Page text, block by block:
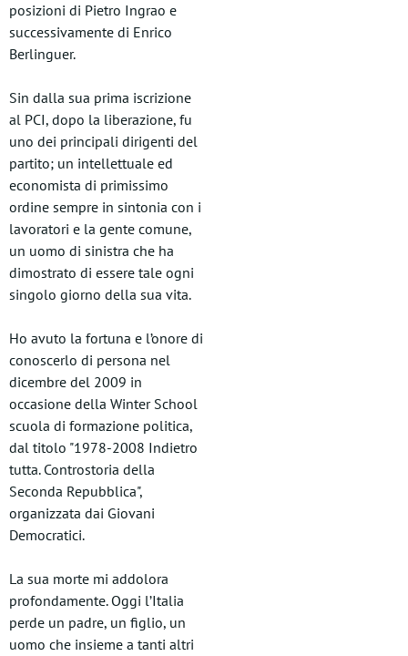
posizioni di Pietro Ingrao e
successivamente di Enrico
Berlinguer.
Sin dalla sua prima iscrizione
al PCI, dopo la liberazione, fu
uno dei principali dirigenti del
partito; un intellettuale ed
economista di primissimo
ordine sempre in sintonia con i
lavoratori e la gente comune,
un uomo di sinistra che ha
dimostrato di essere tale ogni
singolo giorno della sua vita.
Ho avuto la fortuna e l’onore di
conoscerlo di persona nel
dicembre del 2009 in
occasione della Winter School
scuola di formazione politica,
dal titolo "1978-2008 Indietro
tutta. Controstoria della
Seconda Repubblica",
organizzata dai Giovani
Democratici.
La sua morte mi addolora
profondamente. Oggi l’Italia
perde un padre, un figlio, un
uomo che insieme a tanti altri